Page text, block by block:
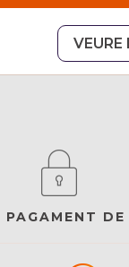
VEURE
DE